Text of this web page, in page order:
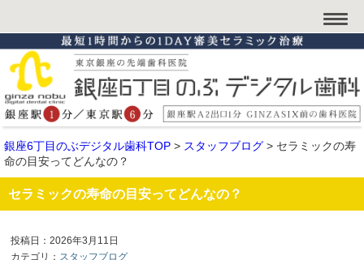
銀座6丁目のぶデジタル歯科TOP > スタッフブログ > セラミックの寿
命の目安ってどんなの？
セラミックの寿命の目安ってどんなの？
投稿日：2026年3月11日
カテゴリ： スタッフブログ